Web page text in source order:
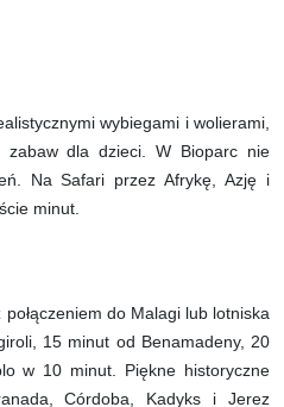
wybiegami i wolierami,
zabaw dla dzieci. W Bioparc nie
Na Safari przez Afrykę, Azję i
minut.
do Malagi lub lotniska
15 minut od Benamadeny, 20
w 10 minut. Piękne historyczne
Córdoba, Kadyks i Jerez